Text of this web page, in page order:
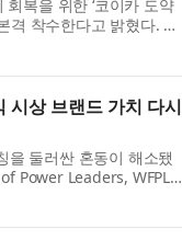
복을 위한 ‘코이카 도약
격 착수한다고 밝혔다. 기
. 도약위...
시상 브랜드 가치 다시
을 둘러싼 혼동이 해소됐
Power Leaders, WFPL)
부설 대한민국 공헌대...